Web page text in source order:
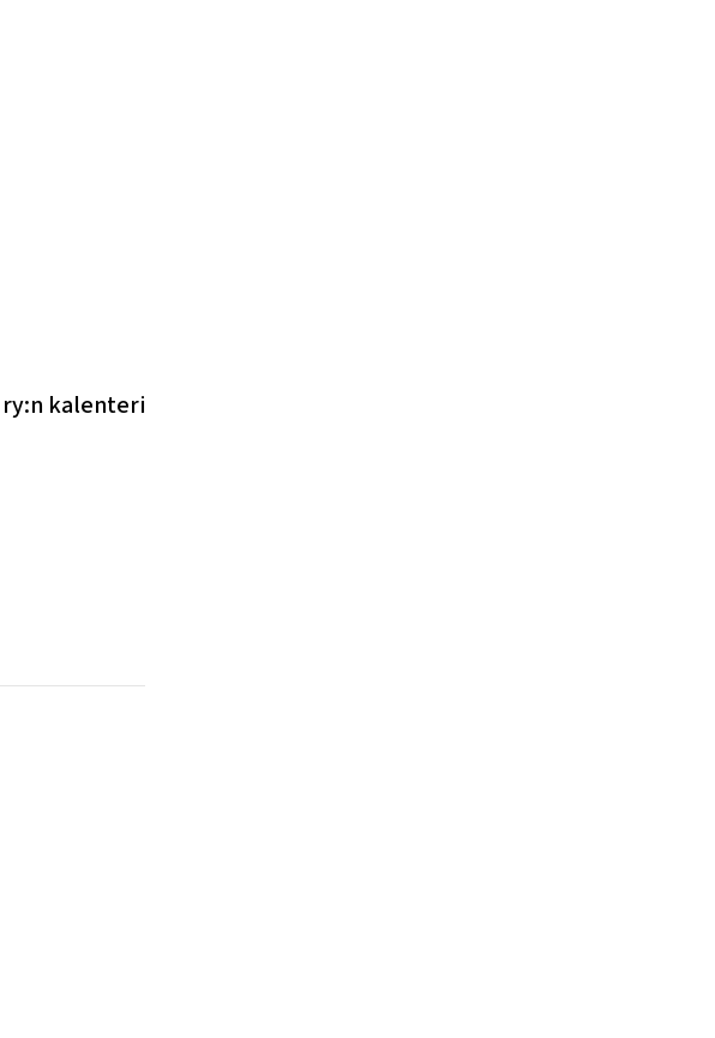
kalenteri